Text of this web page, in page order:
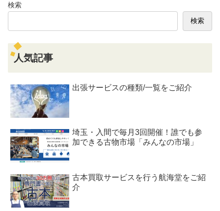
検索
検索
人気記事
出張サービスの種類/一覧をご紹介
埼玉・入間で毎月3回開催！誰でも参
加できる古物市場「みんなの市場」
古本買取サービスを行う航海堂をご紹
介